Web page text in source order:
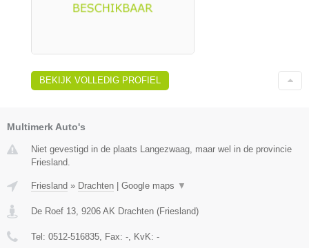
BEKIJK VOLLEDIG PROFIEL
Multimerk Auto's
Niet gevestigd in de plaats Langezwaag, maar wel in de provincie
Friesland.
Friesland » Drachten Google maps ▼
De Roef 13, 9206 AK Drachten (Friesland)
Tel: 0512-516835, Fax: -, KvK: -